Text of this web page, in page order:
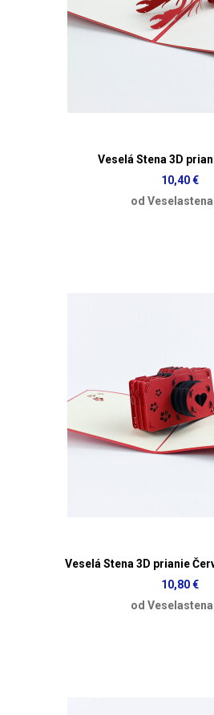
Veselá Stena 3D
10,40 €
od
Veselá Stena 3D prianie
10,80 €
od